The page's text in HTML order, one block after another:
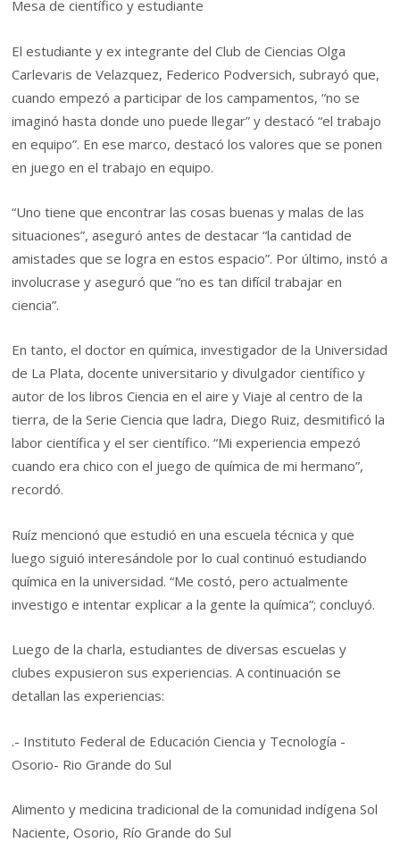
Mesa de científico y estudiante
El estudiante y ex integrante del Club de Ciencias Olga
Carlevaris de Velazquez, Federico Podversich, subrayó que,
cuando empezó a participar de los campamentos, “no se
imaginó hasta donde uno puede llegar” y destacó “el trabajo
en equipo”. En ese marco, destacó los valores que se ponen
en juego en el trabajo en equipo.
“Uno tiene que encontrar las cosas buenas y malas de las
situaciones”, aseguró antes de destacar “la cantidad de
amistades que se logra en estos espacio”. Por último, instó a
involucrase y aseguró que “no es tan difícil trabajar en
ciencia”.
En tanto, el doctor en química, investigador de la Universidad
de La Plata, docente universitario y divulgador científico y
autor de los libros Ciencia en el aire y Viaje al centro de la
tierra, de la Serie Ciencia que ladra, Diego Ruiz, desmitificó la
labor científica y el ser científico. “Mi experiencia empezó
cuando era chico con el juego de química de mi hermano”,
recordó.
Ruíz mencionó que estudió en una escuela técnica y que
luego siguió interesándole por lo cual continuó estudiando
química en la universidad. “Me costó, pero actualmente
investigo e intentar explicar a la gente la química”; concluyó.
Luego de la charla, estudiantes de diversas escuelas y
clubes expusieron sus experiencias. A continuación se
detallan las experiencias:
.- Instituto Federal de Educación Ciencia y Tecnología -
Osorio- Rio Grande do Sul
Alimento y medicina tradicional de la comunidad indígena Sol
Naciente, Osorio, Río Grande do Sul